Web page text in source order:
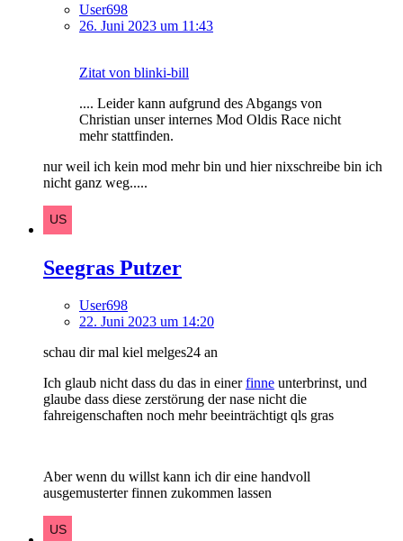
User698
26. Juni 2023 um 11:43
Zitat von blinki-bill
.... Leider kann aufgrund des Abgangs von
Christian unser internes Mod Oldis Race nicht
mehr stattfinden.
nur weil ich kein mod mehr bin und hier nixschreibe bin ich
nicht ganz weg.....
Seegras Putzer
User698
22. Juni 2023 um 14:20
schau dir mal kiel melges24 an
Ich glaub nicht dass du das in einerfinne unterbrinst, und
glaube dass diese zerstörung der nase nicht die
fahreigenschaften noch mehr beeinträchtigt qls gras
Aber wenn du willst kann ich dir eine handvoll
ausgemusterter finnen zukommen lassen